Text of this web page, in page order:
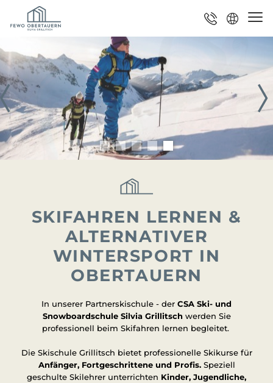
SKIFAHREN LERNEN &
ALTERNATIVER
WINTERSPORT IN
OBERTAUERN
In unserer Partnerskischule - der CSA Ski- und
Snowboardschule Silvia Grillitsch werden Sie
professionell beim Skifahren lernen begleitet.
Die Skischule Grillitsch bietet professionelle Skikurse für
Anfänger, Fortgeschrittene und Profis.Speziell
geschulte Skilehrer unterrichten Kinder, Jugendliche,